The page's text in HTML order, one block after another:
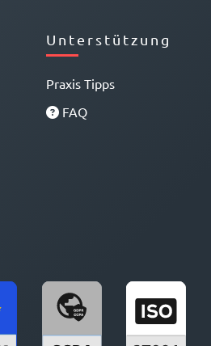
Unterstützung
Praxis Tipps
FAQ